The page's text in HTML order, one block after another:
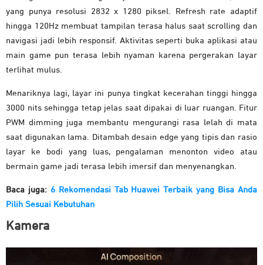
yang punya resolusi 2832 x 1280 piksel. Refresh rate adaptif
hingga 120Hz membuat tampilan terasa halus saat scrolling dan
navigasi jadi lebih responsif. Aktivitas seperti buka aplikasi atau
main game pun terasa lebih nyaman karena pergerakan layar
terlihat mulus.
Menariknya lagi, layar ini punya tingkat kecerahan tinggi hingga
3000 nits sehingga tetap jelas saat dipakai di luar ruangan. Fitur
PWM dimming juga membantu mengurangi rasa lelah di mata
saat digunakan lama. Ditambah desain edge yang tipis dan rasio
layar ke bodi yang luas, pengalaman menonton video atau
bermain game jadi terasa lebih imersif dan menyenangkan.
Baca juga: 6 Rekomendasi Tab Huawei Terbaik yang Bisa Anda
Pilih Sesuai Kebutuhan
Kamera